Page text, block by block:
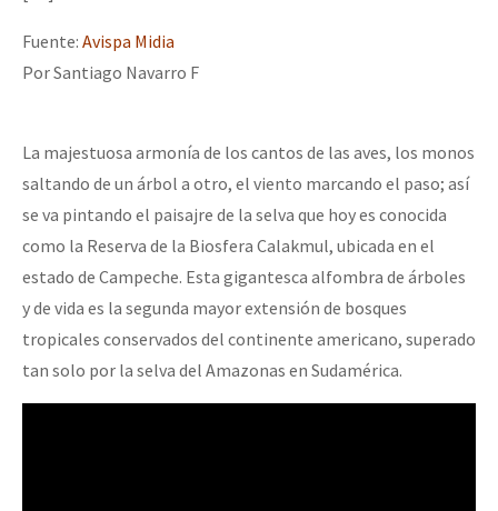
AutonomÍa y Resistencia
Megaproyectos
Migración
Presos
Mujeres
Niñxs
[CDMX – 20 julio] Jornadas globales por la libertad de Jesús
“Sonhando a Terra do Bem Virá” se publica no Estado Espanhol
Se o México sabe, que o mundo saiba! Nossas lutas pela
Fuente: Avispa Midia
Por Santiago Navarro F
La majestuosa armonía de los cantos de las aves, los monos
saltando de un árbol a otro, el viento marcando el paso; así
se va pintando el paisajre de la selva que hoy es conocida
como la Reserva de la Biosfera Calakmul, ubicada en el
estado de Campeche. Esta gigantesca alfombra de árboles
y de vida es la segunda mayor extensión de bosques
tropicales conservados del continente americano, superado
tan solo por la selva del Amazonas en Sudamérica.